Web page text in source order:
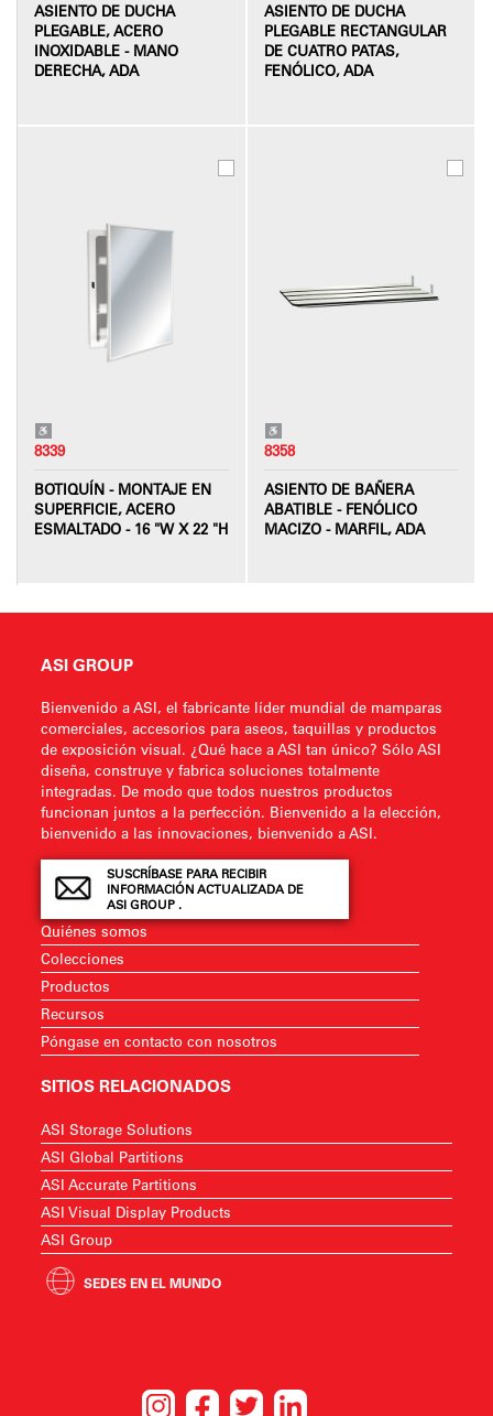
ASIENTO DE DUCHA
PLEGABLE, ACERO
INOXIDABLE - MANO
DERECHA, ADA
ASIENTO DE DUCHA
PLEGABLE RECTANGULAR
DE CUATRO PATAS,
FENÓLICO, ADA
8339
BOTIQUÍN - MONTAJE EN
SUPERFICIE, ACERO
ESMALTADO - 16 "W X 22 "H
8358
ASIENTO DE BAÑERA
ABATIBLE - FENÓLICO
MACIZO - MARFIL, ADA
ASI GROUP
Bienvenido a ASI, el fabricante líder mundial de mamparas
comerciales, accesorios para aseos, taquillas y productos
de exposición visual. ¿Qué hace a ASI tan único? Sólo ASI
diseña, construye y fabrica soluciones totalmente
integradas. De modo que todos nuestros productos
funcionan juntos a la perfección. Bienvenido a la elección,
bienvenido a las innovaciones, bienvenido a ASI.
SUSCRÍBASE PARA RECIBIR
INFORMACIÓN ACTUALIZADA DE
ASI GROUP .
Quiénes somos
Colecciones
Productos
Recursos
Póngase en contacto con nosotros
SITIOS RELACIONADOS
ASI Storage Solutions
ASI Global Partitions
ASI Accurate Partitions
ASI Visual Display Products
ASI Group
SEDES EN EL MUNDO